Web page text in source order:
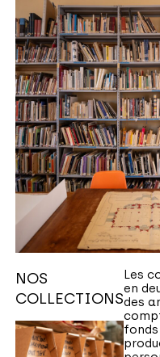
NOS
COLLECTIONS
Les
en
des